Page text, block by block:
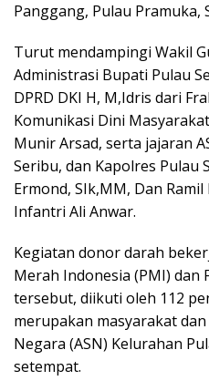
Panggang, Pulau Pramuka,
Turut mendampingi Wakil
Administrasi Bupati Pulau
DPRD DKI H, M,Idris dari
Komunikasi Dini
Munir Arsad, serta jajaran
Seribu, dan Kapolres Pulau
Ermond, SIk,MM, Dan
Infantri Ali Anwar.
Kegiatan donor darah
Merah Indonesia (PMI) dan
tersebut, diikuti oleh 112
merupakan masyarakat
Negara (ASN) Kelurahan
setempat.